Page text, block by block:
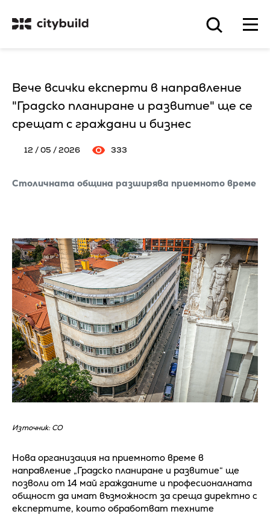
Вече всички експерти в направление
"Градско планиране и развитие" ще се
срещат с граждани и бизнес
12 / 05 / 2026 333
Столичната община разширява приемното време
Източник: СО
Нова организация на приемното време в
направление „Градско планиране и развитие“ ще
позволи от 14 май гражданите и професионалната
общност да имат възможност за среща директно с
експертите, които обработват техните